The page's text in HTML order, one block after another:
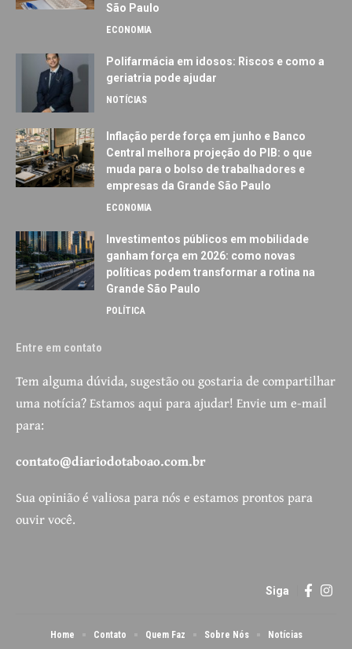
São Paulo
ECONOMIA
Polifarmácia em idosos: Riscos e como a
geriatria pode ajudar
NOTÍCIAS
Inflação perde força em junho e Banco
Central melhora projeção do PIB: o que
muda para o bolso de trabalhadores e
empresas da Grande São Paulo
ECONOMIA
Investimentos públicos em mobilidade
ganham força em 2026: como novas
políticas podem transformar a rotina na
Grande São Paulo
POLÍTICA
Entre em contato
Tem alguma dúvida, sugestão ou gostaria de compartilhar
uma notícia? Estamos aqui para ajudar! Envie um e-mail
para:
contato@diariodotaboao.com.br
Sua opinião é valiosa para nós e estamos prontos para
ouvir você.
Siga
Home Contato Quem Faz Sobre Nós Notícias